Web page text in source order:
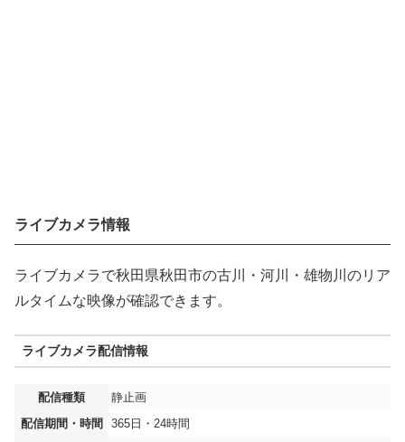
ライブカメラ情報
ライブカメラで秋田県秋田市の古川・河川・雄物川のリア
ルタイムな映像が確認できます。
ライブカメラ配信情報
配信種類
静止画
配信期間・時間
365日・24時間